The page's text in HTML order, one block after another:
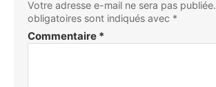
Votre adresse e-mail ne sera pas publiée.
obligatoires sont indiqués avec *
Commentaire *